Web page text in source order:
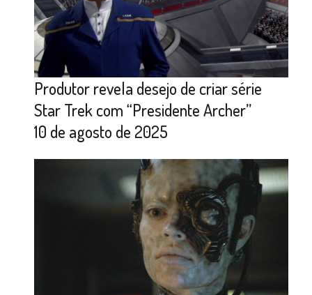
Produtor revela desejo de criar série
Star Trek com “Presidente Archer”
10 de agosto de 2025